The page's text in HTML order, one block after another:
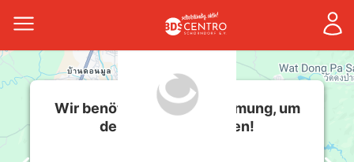
Wir benötigen Ihre Zustimmung, um
den -Service zu laden!